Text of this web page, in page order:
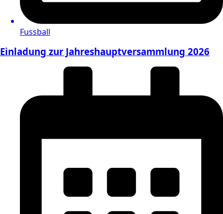
Fussball
Einladung zur Jahreshauptversammlung 2026